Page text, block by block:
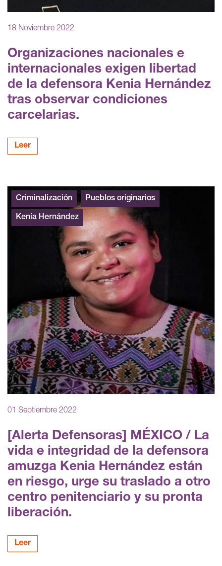
18 Noviembre 2022
Organizaciones nacionales e
internacionales exigen libertad
de la defensora Kenia Hernández
tras observar condiciones
carcelarias.
Leer
01 Septiembre 2022
[Alerta Defensoras] MÉXICO / La
vida e integridad de la defensora
amuzga Kenia Hernández están
en riesgo, urge su traslado a otro
centro penitenciario y su pronta
liberación.
Leer
Criminalización Pueblos originarios
Kenia Hernández